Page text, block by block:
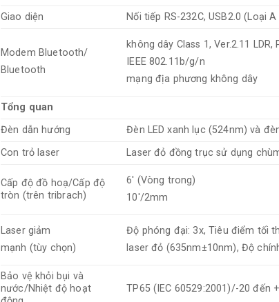
Giao diện
Nối tiếp RS-232C, USB2.0 (Loại
Modem Bluetooth/
Bluetooth
không dây Class 1, Ver.2.11
IEEE 802.11b/g/n
mạng địa phương không dây
Tổng quan
Đèn dẫn hướng
Đèn LED xanh lục (524nm) và
Con trỏ laser
Laser đỏ đồng trục sử dụng
Cấp độ đồ hoạ/Cấp độ
tròn (trên tribrach)
6' (Vòng trong)
10'/2mm
Laser giảm
mạnh (tùy chọn)
Độ phóng đại: 3x, Tiêu điểm tối
laser đỏ (635nm±10nm), Độ
Bảo vệ khỏi bụi và
nước/Nhiệt độ hoạt
TP65 (IEC 60529:2001)/-20 đến